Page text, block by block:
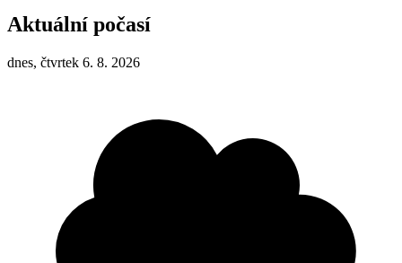
Aktuální počasí
dnes, čtvrtek 6. 8. 2026